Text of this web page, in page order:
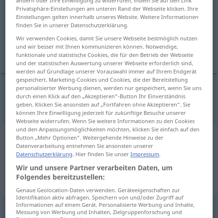
Übersicht aller Übersetzungen
(Für mehr Details die Übersetzung anklicken/antippen)
anthrax
anthrax Anthrax MED VET
Beispielsätze aus externen Quellen
für "Anthrax"
(nicht von der Langenscheidt Redaktion
Here I would point out that Iraq itself has anthrax at its
Privatsphäre-Einstellungen am unteren Rand der Webseite klicken. Ihre
Einstellungen gelten innerhalb unseres Website. Weitere Informationen
finden Sie in unserer Datenschutzerklärung.
Wir verwenden Cookies, damit Sie unsere Webseite bestmöglich nutzen
und wir besser mit Ihnen kommunizieren können. Notwendige,
funktionale und statistische Cookies, die für den Betrieb der Webseite
und der statistischen Auswertung unserer Webseite erforderlich sind,
werden auf Grundlage unserer Vorauswahl immer auf Ihrem Endgerät
gespeichert. Marketing-Cookies und Cookies, die der Bereitstellung
personalisierter Werbung dienen, werden nur gespeichert, wenn Sie uns
durch einen Klick auf den „Akzeptieren“-Button Ihr Einverständnis
geben. Klicken Sie ansonsten auf „Fortfahren ohne Akzeptieren“. Sie
können Ihre Einwilligung jederzeit für zukünftige Besuche unserer
Webseite widerrufen. Wenn Sie weitere Informationen zu den Cookies
und den Anpassungsmöglichkeiten möchten, klicken Sie einfach auf den
Button „Mehr Optionen“. Weitergehende Hinweise zu der
Datenverarbeitung entnehmen Sie ansonsten unserer
Datenschutzerklärung. Hier finden Sie unserImpressum.
Wir und unsere Partner verarbeiten Daten, um
Folgendes bereitzustellen:
Genaue Geolocation-Daten verwenden. Geräteeigenschaften zur
Identifikation aktiv abfragen. Speichern von und/oder Zugriff auf
Informationen auf einem Gerät. Personalisierte Werbung und Inhalte,
Messung von Werbung und Inhalten, Zielgruppenforschung und